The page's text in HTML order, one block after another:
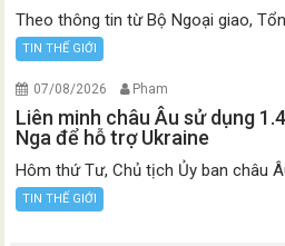
Theo thông tin từ Bộ Ngoại giao,
TIN THẾ GIỚI
07/08/2026 Pham
Liên minh châu Âu sử dụng
Nga để hỗ trợ Ukraine
Hôm thứ Tư, Chủ tịch Ủy ban châu
TIN THẾ GIỚI